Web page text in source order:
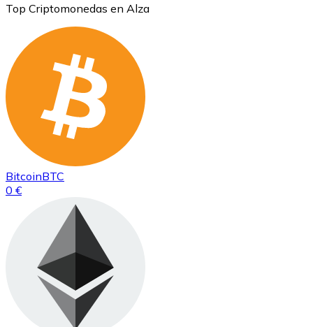
Top Criptomonedas en Alza
BitcoinBTC
0 €